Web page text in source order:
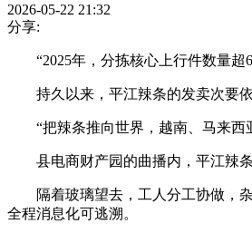
2026-05-22 21:32
分享:
“2025年，分拣核心上行件数量超
持久以来，平江辣条的发卖次要依
“把辣条推向世界，越南、马来西
县电商财产园的曲播内，平江辣条
隔着玻璃望去，工人分工协做，杂
全程消息化可逃溯。